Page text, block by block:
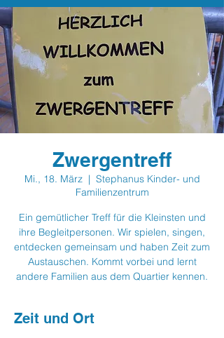
Zwergentreff
Mi., 18. März
  |
Stephanus Kinder- und
Familienzentrum
Ein gemütlicher Treff für die Kleinsten und
ihre Begleitpersonen. Wir spielen, singen,
entdecken gemeinsam und haben Zeit zum
Austauschen. Kommt vorbei und lernt
andere Familien aus dem Quartier kennen.
Zeit und Ort